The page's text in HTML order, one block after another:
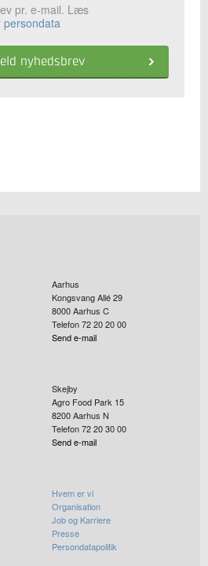
pr. e-mail. Læs
persondata
Aarhus
Kongsvang Allé 29
8000Aarhus C
Telefon 72 20 20 00
Send e-mail
Skejby
Agro Food Park 15
8200Aarhus N
Telefon 72 20 30 00
Send e-mail
Hvem er vi
Organisation
Job og Karriere
Presse
Persondatapolitik